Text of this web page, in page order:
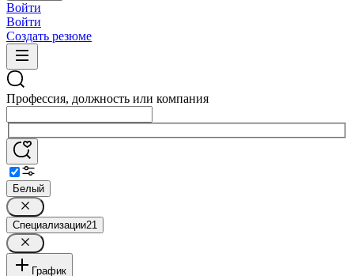
Войти
Войти
Создать резюме
Профессия, должность или компания
Белый
Специализации21
График